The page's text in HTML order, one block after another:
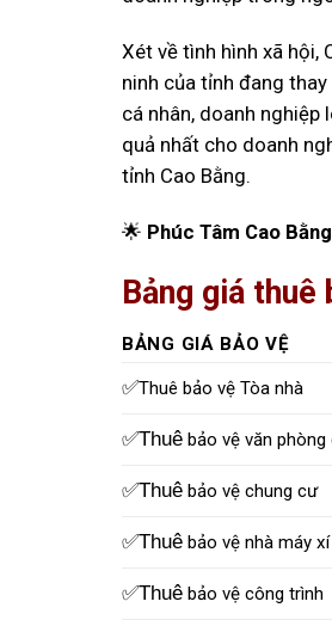
Xét về tình hình xã hội,
ninh của tỉnh đang
cá nhân, doanh
quả nhất cho doanh
tỉnh Cao Bằng.
🌟 Phúc Tâm Cao Bằng
Bảng giá thuê
BẢNG GIÁ BẢO VỆ
✅Thuê bảo vệ Tòa nhà
✅Thuê bảo vệ văn
✅Thuê bảo vệ chung cư
✅Thuê bảo vệ nhà máy
✅Thuê bảo vệ công trình